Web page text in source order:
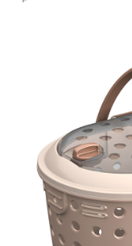
トリマーグッズ